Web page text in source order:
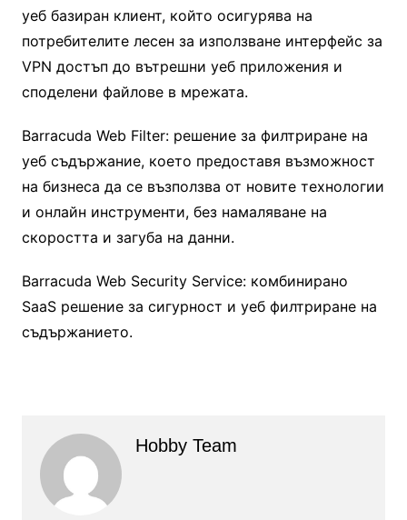
уеб базиран клиент, който осигурява на
потребителите лесен за използване интерфейс за
VPN достъп до вътрешни уеб приложения и
споделени файлове в мрежата.
Barracuda Web Filter: решение за филтриране на
уеб съдържание, което предоставя възможност
на бизнеса да се възползва от новите технологии
и онлайн инструменти, без намаляване на
скоростта и загуба на данни.
Barracuda Web Security Service: комбинирано
SaaS решение за сигурност и уеб филтриране на
съдържанието.
Hobby Team